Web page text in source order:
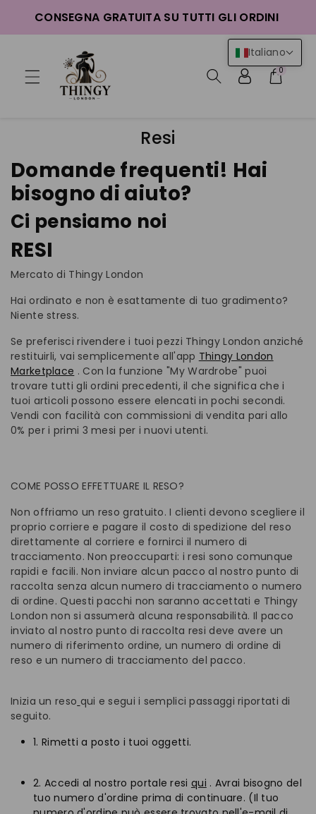
CONSEGNA GRATUITA SU TUTTI GLI ORDINI
0
Resi
Domande frequenti! Hai
bisogno di aiuto?
Ci pensiamo noi
RESI
Mercato di Thingy London
Hai ordinato e non è esattamente di tuo gradimento?
Niente stress.
Se preferisci rivendere i tuoi pezzi Thingy London anziché
restituirli, vai semplicemente all'app Thingy London
Marketplace . Con la funzione "My Wardrobe" puoi
trovare tutti gli ordini precedenti, il che significa che i
tuoi articoli possono essere elencati in pochi secondi.
Vendi con facilità con commissioni di vendita pari allo
0% per i primi 3 mesi per i nuovi utenti.
COME POSSO EFFETTUARE IL RESO?
Non offriamo un reso gratuito. I clienti devono scegliere il
proprio corriere e pagare il costo di spedizione del reso
direttamente al corriere e fornirci il numero di
tracciamento. Non preoccuparti: i resi sono comunque
rapidi e facili. Non inviare alcun pacco al nostro punto di
raccolta senza alcun numero di tracciamento o numero
di ordine. Questi pacchi non saranno accettati e Thingy
London non si assumerà alcuna responsabilità. Il pacco
inviato al nostro punto di raccolta resi deve avere un
numero di riferimento ordine, un numero di ordine di
reso e un numero di tracciamento del pacco.
Inizia un reso qui e segui i semplici passaggi riportati di
seguito.
1. Rimetti a posto i tuoi oggetti.
2. Accedi al nostro portale resi qui . Avrai bisogno del
tuo numero d'ordine prima di continuare. (Il tuo
Italiano